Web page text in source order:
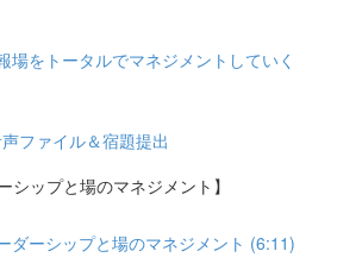
をトータルでマネジメントしていく
ファイル＆宿題提出
ップと場のマネジメント】
ーシップと場のマネジメント (6:11)